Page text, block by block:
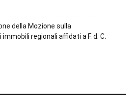
della Mozione sulla
regionali affidati a F. d. C.